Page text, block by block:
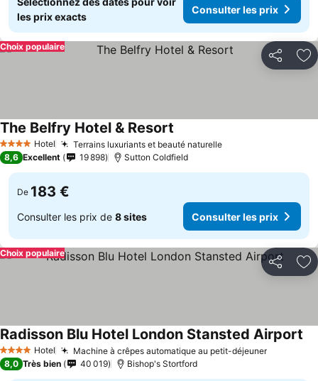
les prix exacts
Consulter les prix
Partager
Choix populaire
4 Étoiles Hotel Terrains luxuriants et beauté naturelle
The Belfry Hotel & Resort
8,6 Excellent 19 898 Sutton Coldfield
De 183 €
Consulter les prix de 8 sites Consulter les prix
Partager
Choix populaire
4 Étoiles Hotel Machine à crêpes automatique au petit-déjeuner
Radisson Blu Hotel London Stansted Airport
8,0 Très bien 40 019 Bishop's Stortford